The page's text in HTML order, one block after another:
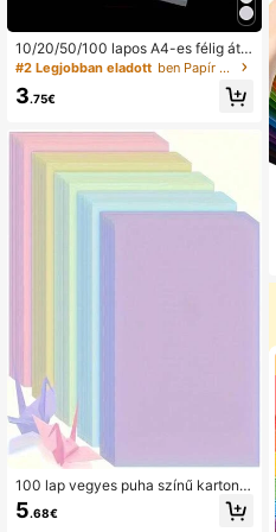
10/20/50/100 lapos A4-es félig átlá
tszó pauszpapír/üres vázlatpapír/m
aszkos papír barkácsoláshoz, vázla
tkészítéshez, írószerekhez, iskolak
r vékony és gyűrődésre hajlamos, a
kényelmes szállítás érdekében java
soljuk, hogy vásároljon külön példá
#2 Legjobban eladott ben Papír Másolás & Többcélú papír
3.75€
100 lap vegyes puha színű kartonp
apír, különböző színek, vastag, alka
lmas születésnapi ajándékokhoz, s
5.68€